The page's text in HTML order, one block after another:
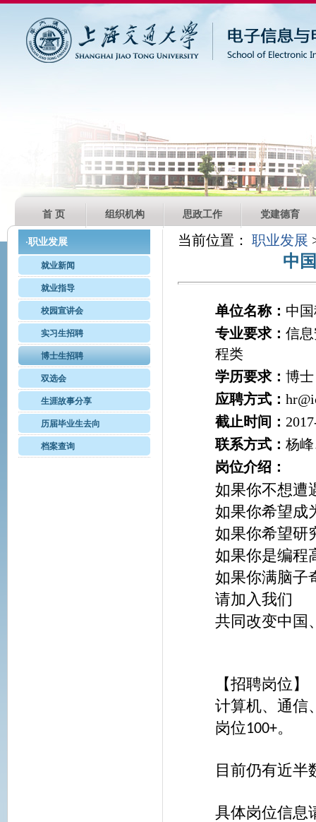
首 页 组织机构 思政工作 党建德育
·职业发展
就业新闻
就业指导
校园宣讲会
实习生招聘
博士生招聘
双选会
生涯故事分享
历届毕业生去向
档案查询
当前位置：职业发展
中
单位名称： 中
专业要求：信
程类
学历要求：博士
应聘方式：
截止时间：
联系方式：杨峰
岗位介绍：
如果你不想遭
如果你希望成
如果你希望研
如果你是编程
如果你满脑子
请加入我们
共同改变中国
【招聘岗位】
计算机、通信
岗位100+。
目前仍有近半
具体岗位信息